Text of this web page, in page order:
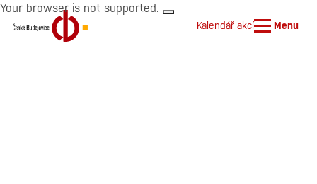
Your browser is not supported.
Kalendář akcí Menu